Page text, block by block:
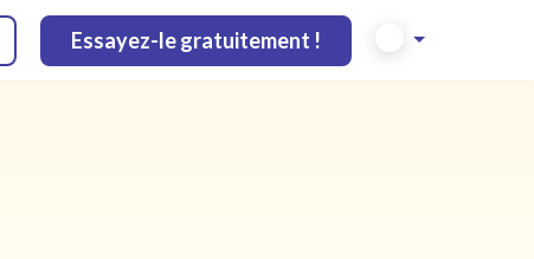
Essayez-le gratuitement !